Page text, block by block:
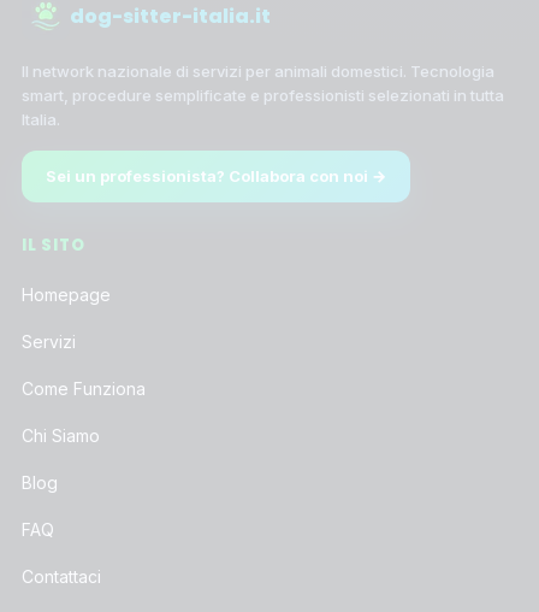
dog-sitter-italia.it
Il network nazionale di servizi per animali domestici. Tecnologia
smart, procedure semplificate e professionisti selezionati in tutta
Italia.
Sei un professionista? Collabora con noi →
IL SITO
Homepage
Servizi
Come Funziona
Chi Siamo
Blog
FAQ
Contattaci